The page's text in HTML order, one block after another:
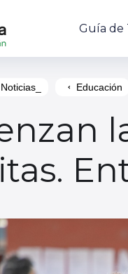
Guía de
Noticias_ Educación